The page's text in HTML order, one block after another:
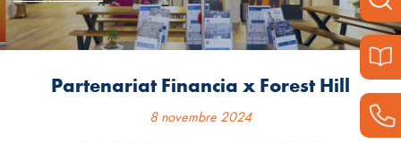
Partenariat Financia x Forest Hill
8 novembre 2024